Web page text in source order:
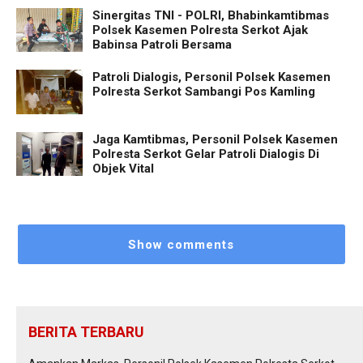
Sinergitas TNI - POLRI, Bhabinkamtibmas
Polsek Kasemen Polresta Serkot Ajak
Babinsa Patroli Bersama
Patroli Dialogis, Personil Polsek Kasemen
Polresta Serkot Sambangi Pos Kamling
Jaga Kamtibmas, Personil Polsek Kasemen
Polresta Serkot Gelar Patroli Dialogis Di
Objek Vital
Show comments
BERITA TERBARU